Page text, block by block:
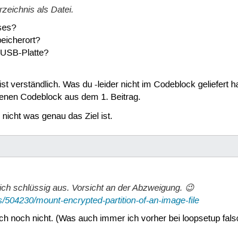
als Datei.
Platte?
verständlich. Was du -leider nicht im Codeblock geliefert
Codeblock aus dem 1. Beitrag.
was genau das Ziel ist.
schlüssig aus. Vorsicht an der Abzweigung. 😉
mount-encrypted-partition-of-an-image-file
noch nicht. (Was auch immer ich vorher bei loopsetup